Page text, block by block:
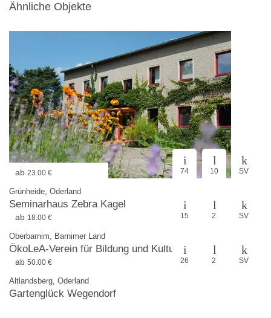
Ähnliche Objekte
ab 23.00 € 74 10 SV
Grünheide, Oderland
Seminarhaus Zebra Kagel
ab 18.00 € 15 2 SV
Oberbarnim, Barnimer Land
ÖkoLeA-Verein für Bildung und Kultur,
ab 50.00 € 26 2 SV
Altlandsberg, Oderland
Gartenglück Wegendorf